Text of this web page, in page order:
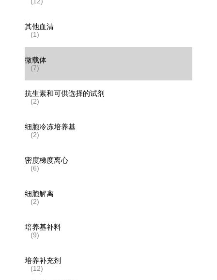
其他血清
(1)
微载体
(7)
抗生素和可供选择的试剂
(2)
细胞冷冻培养基
(2)
密度梯度离心
(6)
细胞解离
(2)
培养基补料
(9)
培养补充剂
(12)